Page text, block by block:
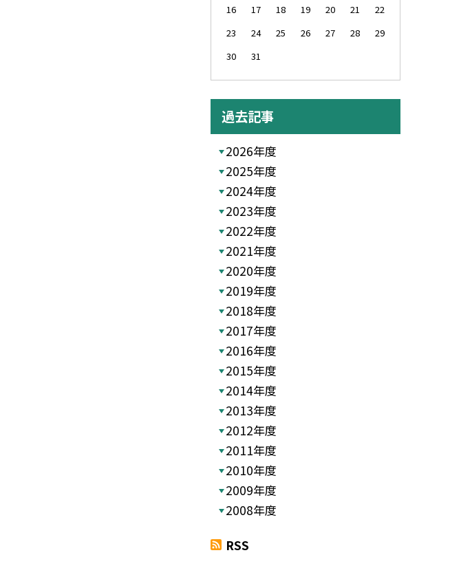
16
17 18 19 20 21
22
23
24 25 26 27 28
29
30
31
過去記事
2026年度
2025年度
2024年度
2023年度
2022年度
2021年度
2020年度
2019年度
2018年度
2017年度
2016年度
2015年度
2014年度
2013年度
2012年度
2011年度
2010年度
2009年度
2008年度
RSS